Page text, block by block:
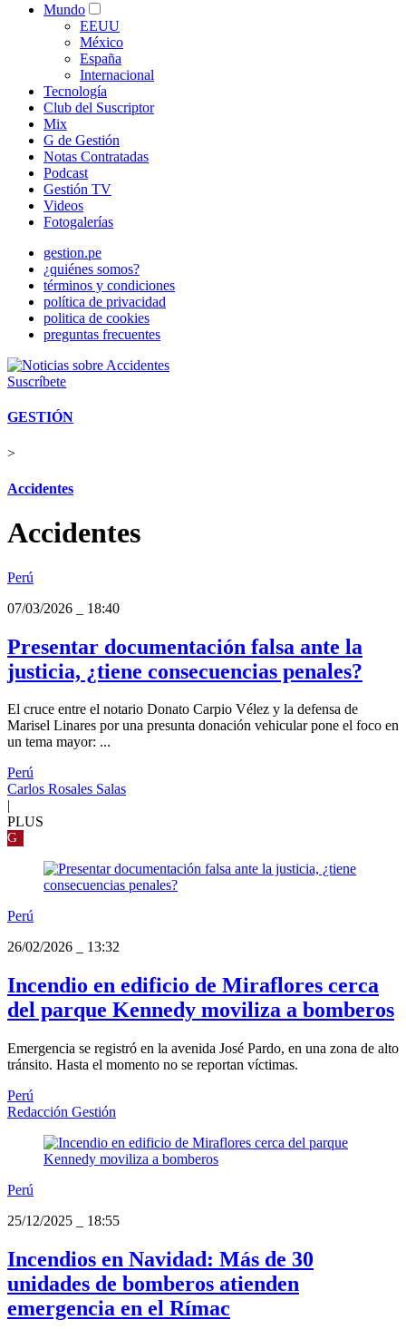
Mundo
EEUU
México
España
Internacional
Tecnología
Club del Suscriptor
Mix
G de Gestión
Notas Contratadas
Podcast
Gestión TV
Videos
Fotogalerías
gestion.pe
¿quiénes somos?
términos y condiciones
política de privacidad
politica de cookies
preguntas frecuentes
Suscríbete
GESTIÓN
>
Accidentes
Accidentes
Perú
07/03/2026
18:40
Presentar documentación falsa ante la
justicia, ¿tiene consecuencias penales?
El cruce entre el notario Donato Carpio Vélez y la defensa de
Marisel Linares por una presunta donación vehicular pone el foco en
un tema mayor: ...
Perú
Carlos Rosales Salas
PLUS
G
Perú
26/02/2026
13:32
Incendio en edificio de Miraflores cerca
del parque Kennedy moviliza a bomberos
Emergencia se registró en la avenida José Pardo, en una zona de alto
tránsito. Hasta el momento no se reportan víctimas.
Perú
Redacción Gestión
Perú
25/12/2025
18:55
Incendios en Navidad: Más de 30
unidades de bomberos atienden
emergencia en el Rímac